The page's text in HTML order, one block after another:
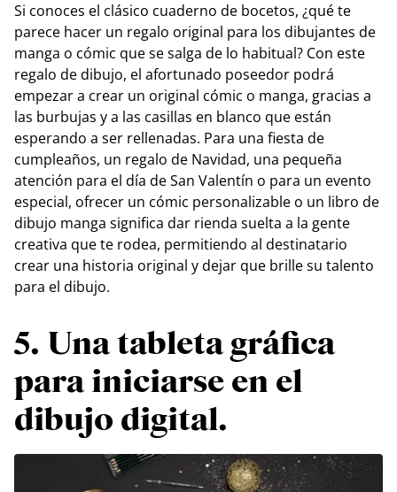
Si conoces el clásico cuaderno de bocetos, ¿qué te
parece hacer un regalo original para los dibujantes de
manga o cómic que se salga de lo habitual? Con este
regalo de dibujo, el afortunado poseedor podrá
empezar a crear un original cómic o manga, gracias a
las burbujas y a las casillas en blanco que están
esperando a ser rellenadas. Para una fiesta de
cumpleaños, un regalo de Navidad, una pequeña
atención para el día de San Valentín o para un evento
especial, ofrecer un cómic personalizable o un libro de
dibujo manga significa dar rienda suelta a la gente
creativa que te rodea, permitiendo al destinatario
crear una historia original y dejar que brille su talento
para el dibujo.
5. Una tableta gráfica
para iniciarse en el
dibujo digital.